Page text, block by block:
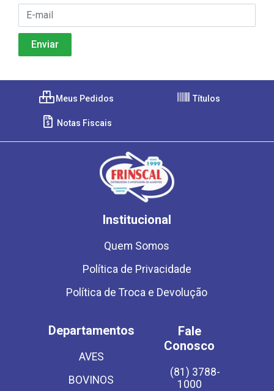
Meus Pedidos Títulos
Notas Fiscais
Institucional
Quem Somos
Política de Privacidade
Política de Troca e Devolução
Departamentos
AVES
BOVINOS
Fale
Conosco
(81) 3788-
1000